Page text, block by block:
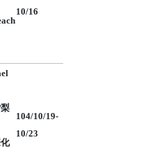
10/16
104/10/19-
10/23